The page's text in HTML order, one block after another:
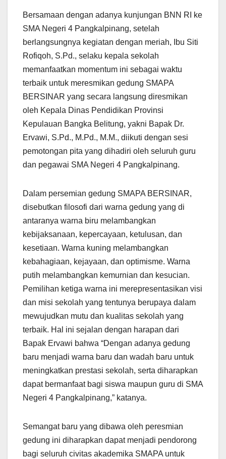
Bersamaan dengan adanya kunjungan BNN RI ke
SMA Negeri 4 Pangkalpinang, setelah
berlangsungnya kegiatan dengan meriah, Ibu Siti
Rofiqoh, S.Pd., selaku kepala sekolah
memanfaatkan momentum ini sebagai waktu
terbaik untuk meresmikan gedung SMAPA
BERSINAR yang secara langsung diresmikan
oleh Kepala Dinas Pendidikan Provinsi
Kepulauan Bangka Belitung, yakni Bapak Dr.
Ervawi, S.Pd., M.Pd., M.M., diikuti dengan sesi
pemotongan pita yang dihadiri oleh seluruh guru
dan pegawai SMA Negeri 4 Pangkalpinang.
Dalam persemian gedung SMAPA BERSINAR,
disebutkan filosofi dari warna gedung yang di
antaranya warna biru melambangkan
kebijaksanaan, kepercayaan, ketulusan, dan
kesetiaan. Warna kuning melambangkan
kebahagiaan, kejayaan, dan optimisme. Warna
putih melambangkan kemurnian dan kesucian.
Pemilihan ketiga warna ini merepresentasikan visi
dan misi sekolah yang tentunya berupaya dalam
mewujudkan mutu dan kualitas sekolah yang
terbaik. Hal ini sejalan dengan harapan dari
Bapak Ervawi bahwa “Dengan adanya gedung
baru menjadi warna baru dan wadah baru untuk
meningkatkan prestasi sekolah, serta diharapkan
dapat bermanfaat bagi siswa maupun guru di SMA
Negeri 4 Pangkalpinang,” katanya.
Semangat baru yang dibawa oleh peresmian
gedung ini diharapkan dapat menjadi pendorong
bagi seluruh civitas akademika SMAPA untuk